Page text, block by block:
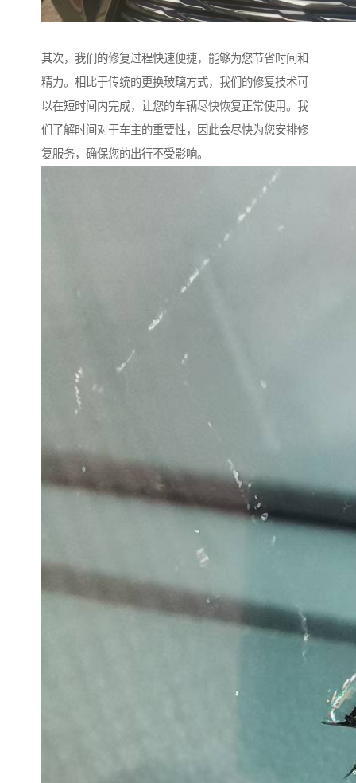
其次，我们的修复过程快速便捷，能够为您节省时间和
精力。相比于传统的更换玻璃方式，我们的修复技术可
以在短时间内完成，让您的车辆尽快恢复正常使用。我
们了解时间对于车主的重要性，因此会尽快为您安排修
复服务，确保您的出行不受影响。